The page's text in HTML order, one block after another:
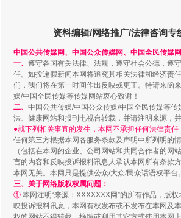
千年窑火 生生不息
资料编辑/网络推广/法律咨询专
中国公共传媒网、中国公众传媒网、中国全民传媒
一、 遵守各国有关法律、法规，遵守社会公德，遵
任。如投递假新闻本网将追究其相关法律和经济责
们，我们将在第一时间作出反映或更正。特请来函
媒/中国全民传媒等传媒网站衷心致谢！
二、 中国公共传媒/中国公众传媒/中国全民传媒等
法、健康网站和报刊电视台转载，并请注明来源，并
●就下列相关事宜的发生，本网不承担任何法律责
任何第三方根据本网各服务条款及声明中所列明的
（包括在本网的企业、公司网站和共同合作者的网
言的内容和反映投诉报料讯息人承认本网所有条款
本网无关。本网只是提供公众/大众/民众话语权平
三、关于网络版权权属问题：
① 本网注明“来源：XXXXXXX网”的所有作品，版
映投诉报料讯息，本网有权发布或不发布在本网及